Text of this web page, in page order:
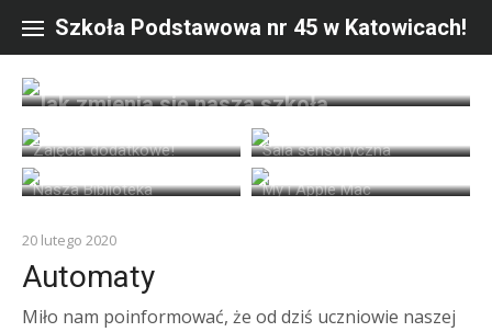
content
Szkoła Podstawowa nr 45 w Katowicach!
Jak zmienia się nasza szkoła
Zajęcia dodatkowe!
Sala sensoryczna
Nasza Biblioteka
My i Apple Mac
Z ŻYCIA SZKOŁY
20 lutego 2020
Automaty
Miło nam poinformować, że od dziś uczniowie naszej